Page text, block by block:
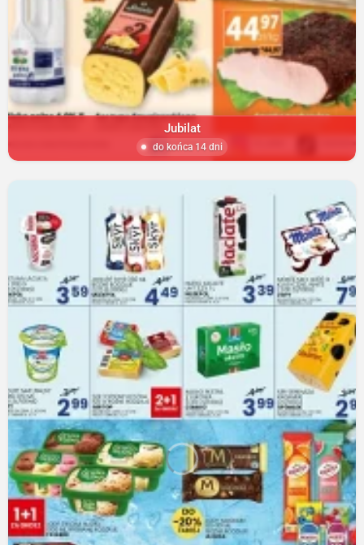
Jubilat
do końca 14 dni